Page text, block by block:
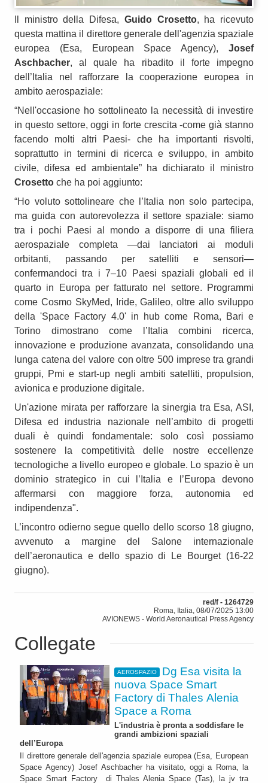
Il ministro della Difesa, Guido Crosetto, ha ricevuto
questa mattina il direttore generale dell'agenzia spaziale
europea (Esa, European Space Agency), Josef
Aschbacher, al quale ha ribadito il forte impegno
dell’Italia nel rafforzare la cooperazione europea in
ambito aerospaziale:
“Nell'occasione ho sottolineato la necessità di investire
in questo settore, oggi in forte crescita -come già stanno
facendo molti altri Paesi- che ha importanti risvolti,
soprattutto in termini di ricerca e sviluppo, in ambito
civile, difesa ed ambientale” ha dichiarato il ministro
Crosetto che ha poi aggiunto:
“Ho voluto sottolineare che l’Italia non solo partecipa,
ma guida con autorevolezza il settore spaziale: siamo
tra i pochi Paesi al mondo a disporre di una filiera
aerospaziale completa —dai lanciatori ai moduli
orbitanti, passando per satelliti e sensori—
confermandoci tra i 7–10 Paesi spaziali globali ed il
quarto in Europa per fatturato nel settore. Programmi
come Cosmo SkyMed, Iride, Galileo, oltre allo sviluppo
della 'Space Factory 4.0' in hub come Roma, Bari e
Torino dimostrano come l’Italia combini ricerca,
innovazione e produzione avanzata, consolidando una
lunga catena del valore con oltre 500 imprese tra grandi
gruppi, Pmi e start-up negli ambiti satelliti, propulsion,
avionica e produzione digitale.
Un'azione mirata per rafforzare la sinergia tra Esa, ASI,
Difesa ed industria nazionale nell’ambito di progetti
duali è quindi fondamentale: solo così possiamo
sostenere la competitività delle nostre eccellenze
tecnologiche a livello europeo e globale. Lo spazio è un
dominio strategico in cui l’Italia e l’Europa devono
affermarsi con maggiore forza, autonomia ed
indipendenza".
L’incontro odierno segue quello dello scorso 18 giugno,
avvenuto a margine del Salone internazionale
dell’aeronautica e dello spazio di Le Bourget (16-22
giugno).
red/f - 1264729
Roma, Italia, 08/07/2025 13:00
AVIONEWS - World Aeronautical Press Agency
Collegate
AEROSPAZIO
Dg Esa visita la
nuova Space Smart
Factory di Thales Alenia
Space a Roma
L'industria è pronta a soddisfare le
grandi ambizioni spaziali
dell’Europa
Il direttore generale dell'agenzia spaziale europea (Esa, European
Space Agency) Josef Aschbacher ha visitato, oggi a Roma, la
Space Smart Factory di Thales Alenia Space (Tas), la jv tra